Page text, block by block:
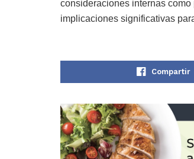
consideraciones internas
implicaciones significativas
Compartir